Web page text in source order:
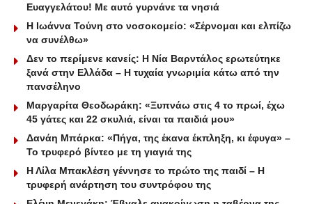
Ευαγγελάτου! Με αυτό γυρνάνε τα νησιά
Η Ιωάννα Τούνη στο νοσοκομείο: «Σέρνομαι και ελπίζω
να συνέλθω»
Δεν το περίμενε κανείς: Η Νία Βαρντάλος ερωτεύτηκε
ξανά στην Ελλάδα – Η τυχαία γνωριμία κάτω από την
πανσέληνο
Μαργαρίτα Θεοδωράκη: «Ξυπνάω στις 4 το πρωί, έχω
45 γάτες και 22 σκυλιά, είναι τα παιδιά μου»
Δανάη Μπάρκα: «Πήγα, της έκανα έκπληξη, κι έφυγα» –
Το τρυφερό βίντεο με τη γιαγιά της
Η Λίλα Μπακλέση γέννησε το πρώτο της παιδί – Η
τρυφερή ανάρτηση του συντρόφου της